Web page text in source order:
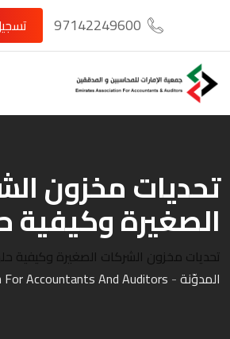
content
97142249600
تحديات مخزون
الصغيرة وكيفية
تحديات مخزون الشركات الصغيرة وكيفية
المدوّنة-
Accountants And Auditors